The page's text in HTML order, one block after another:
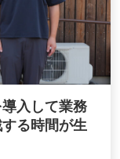
導入して業務
る時間が生